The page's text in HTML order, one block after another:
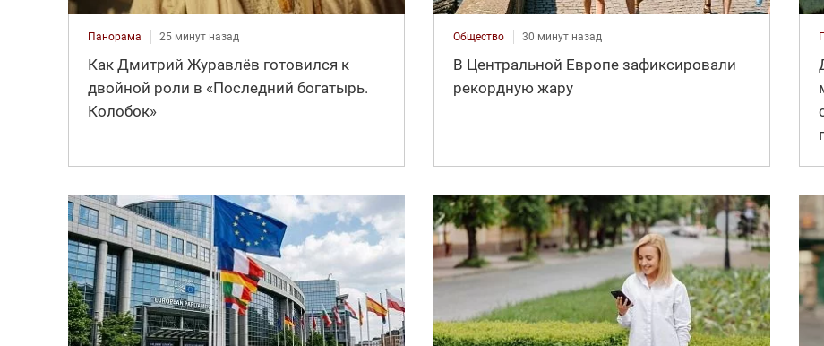
Панорама 25 минут назад
Как Дмитрий Журавлёв готовился к
двойной роли в «Последний богатырь.
Колобок»
Общество 30 минут назад
В Центральной Европе зафиксировали
рекордную жару